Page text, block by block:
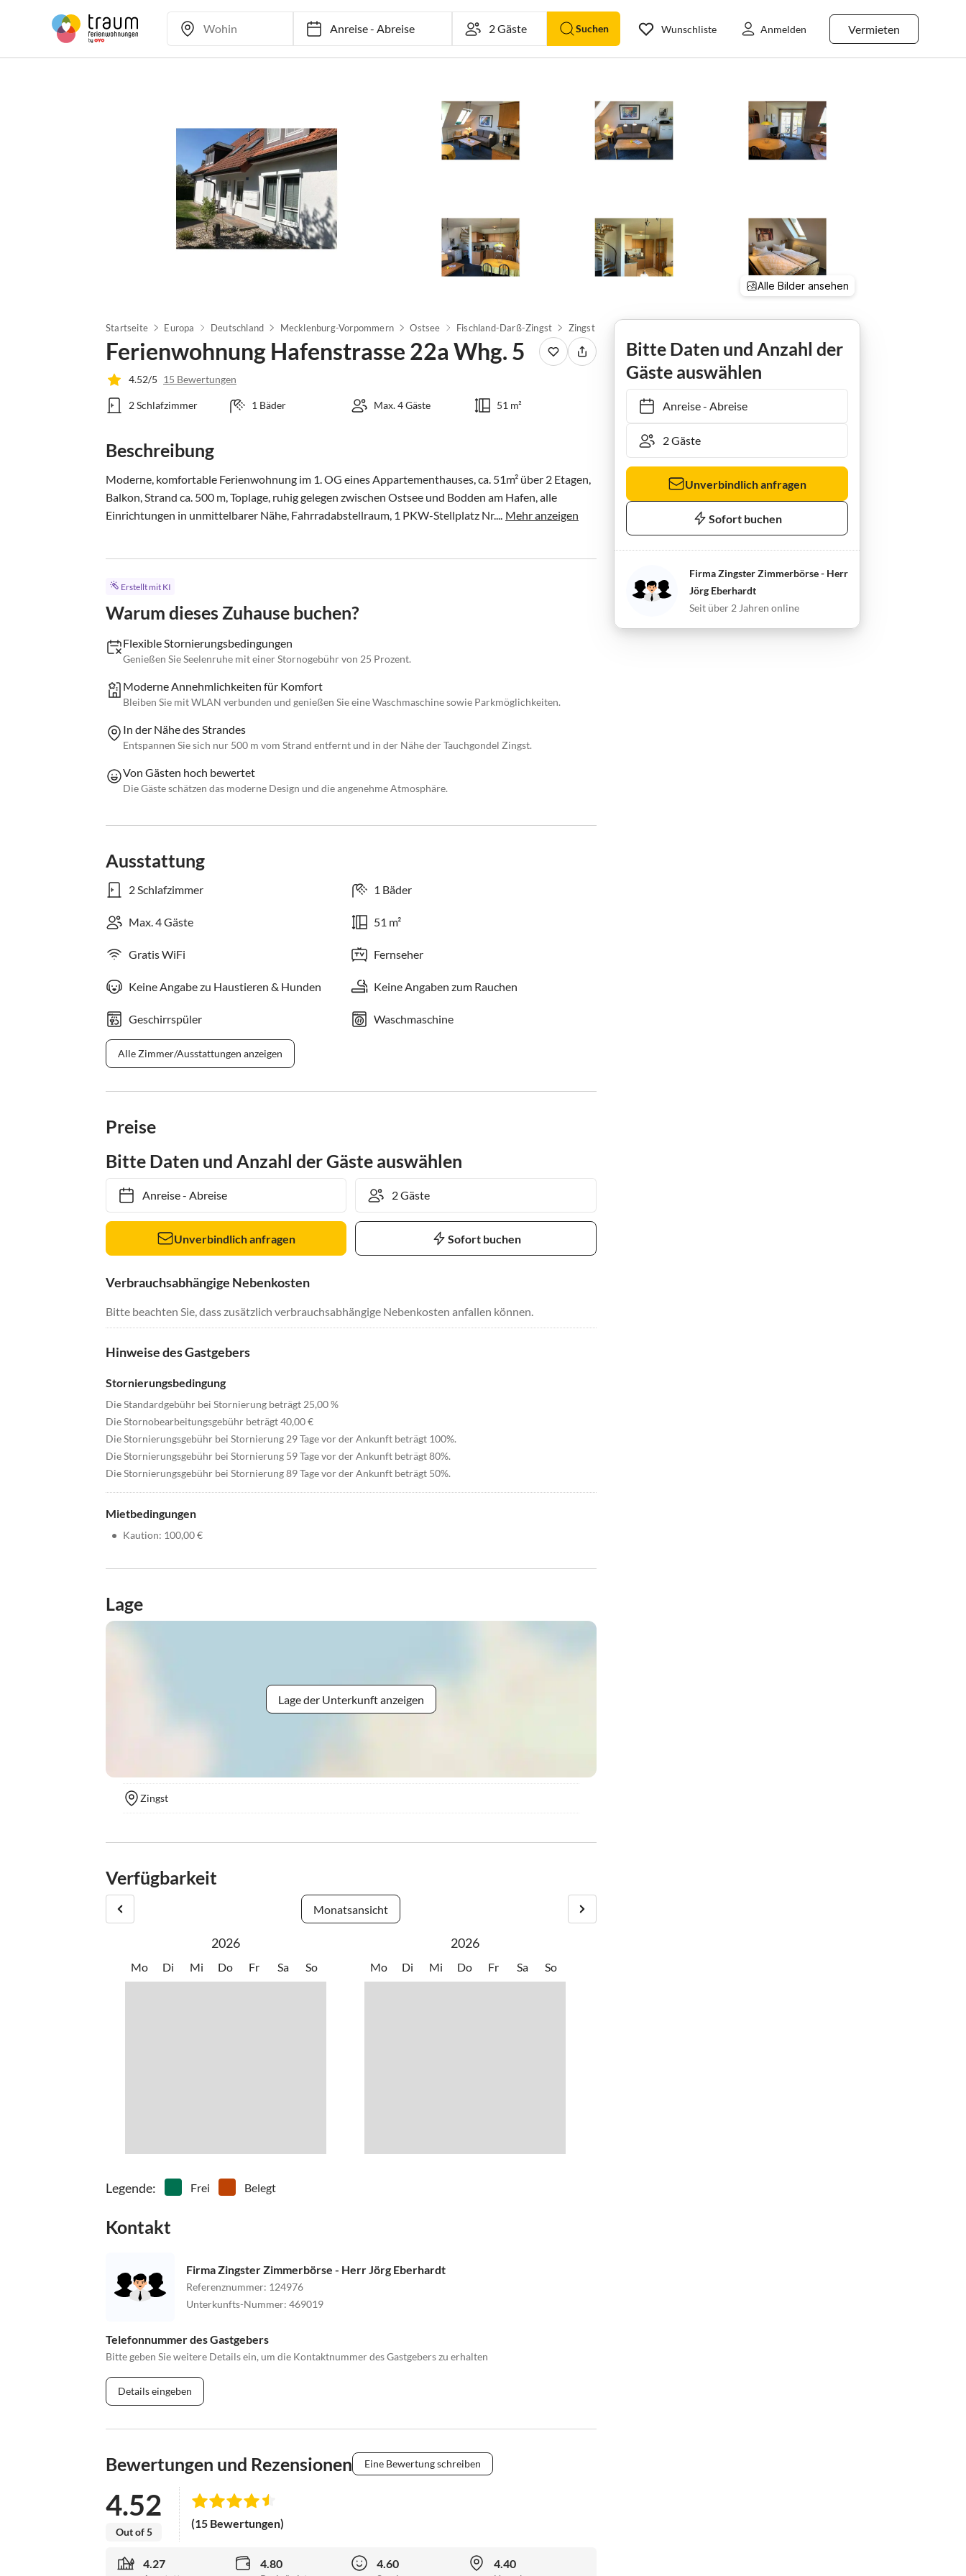
Anreise-Abreise Suchen Vermieten
Wunschliste Anmelden
Alle Bilder ansehen
Startseite Europa Deutschland Mecklenburg-Vorpommern Ostsee Fischland-Darß-Zingst Zingst
Ferienwohnung Hafenstrasse 22a Whg. 5
4.52/5 15 Bewertungen
2 Schlafzimmer 1 Bäder Max. 4 Gäste 51 m²
Beschreibung
Moderne, komfortable Ferienwohnung im 1. OG eines Appartementhauses, ca. 51m² über 2 Etagen,
Balkon, Strand ca. 500 m, Toplage, ruhig gelegen zwischen Ostsee und Bodden am Hafen, alle
Einrichtungen in unmittelbarer Nähe, Fahrradabstellraum, 1 PKW-Stellplatz Nr.... Mehr anzeigen
Erstellt mit KI
Warum dieses Zuhause buchen?
Flexible Stornierungsbedingungen
Genießen Sie Seelenruhe mit einer Stornogebühr von 25 Prozent.
Moderne Annehmlichkeiten für Komfort
Bleiben Sie mit WLAN verbunden und genießen Sie eine Waschmaschine sowie Parkmöglichkeiten.
In der Nähe des Strandes
Entspannen Sie sich nur 500 m vom Strand entfernt und in der Nähe der Tauchgondel Zingst.
Von Gästen hoch bewertet
Die Gäste schätzen das moderne Design und die angenehme Atmosphäre.
Ausstattung
2 Schlafzimmer 1 Bäder
Max. 4 Gäste 51 m²
Gratis WiFi Fernseher
Keine Angabe zu Haustieren & Hunden Keine Angaben zum Rauchen
Geschirrspüler Waschmaschine
Alle Zimmer/Ausstattungen anzeigen
Preise
Bitte Daten und Anzahl der Gäste auswählen
Anreise- Abreise
Unverbindlich anfragen Sofort buchen
Verbrauchsabhängige Nebenkosten
Bitte beachten Sie, dass zusätzlich verbrauchsabhängige Nebenkosten anfallen können.
Hinweise des Gastgebers
Stornierungsbedingung
Die Standardgebühr bei Stornierung beträgt 25,00 %
Die Stornobearbeitungsgebühr beträgt 40,00 €
Die Stornierungsgebühr bei Stornierung 29 Tage vor der Ankunft beträgt 100%.
Die Stornierungsgebühr bei Stornierung 59 Tage vor der Ankunft beträgt 80%.
Die Stornierungsgebühr bei Stornierung 89 Tage vor der Ankunft beträgt 50%.
Mietbedingungen
• Kaution: 100,00 €
Lage
Lage der Unterkunft anzeigen
Zingst
Verfügbarkeit
Monatsansicht
2026
Mo Di Mi Do Fr Sa So
2026
Mo Di Mi Do Fr Sa So
Legende: Frei Belegt
Kontakt
Firma Zingster Zimmerbörse - Herr Jörg Eberhardt
Referenznummer: 124976
Unterkunfts-Nummer: 469019
Telefonnummer des Gastgebers
Bitte geben Sie weitere Details ein, um die Kontaktnummer des Gastgebers zu erhalten
Details eingeben
Bewertungen und Rezensionen Eine Bewertung schreiben
4.52
Out of 5
(15 Bewertungen)
4.27 4.80 4.60 4.40
Bitte Daten und Anzahl der
Gäste auswählen
Anreise- Abreise
Unverbindlich anfragen
Sofort buchen
Firma Zingster Zimmerbörse - Herr
Jörg Eberhardt
Seit über 2 Jahren online